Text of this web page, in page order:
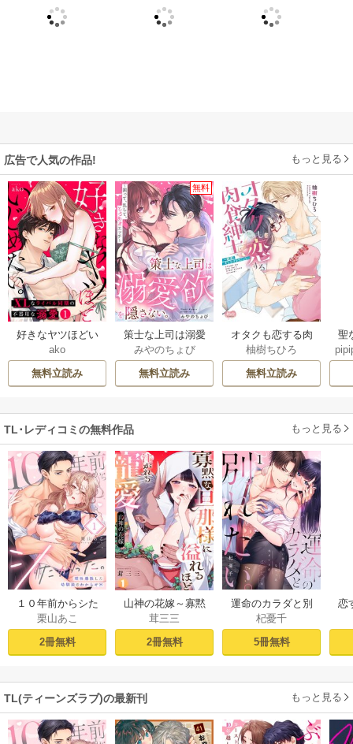
広告で人気の作品! もっと見る
好きなヤツほどい
じめたい。XLなラ
イバル同期の不器
用な溺愛
ako
無料立読み
無料
策士な上司は溺愛
欲を隠さない。～
囲って、乱して、
とろあまエッチ～
みやのちょび
無料立読み
オタクも恋する肉
食紳士【単行本】
【電子限定特典
付】
柚樹ちひろ
無料立読み
聖
だ
TL･レディコミの無料作品 もっと見る
１０年前からシた
かった。～理性爆
散した幼馴染のわ
からせＨ（１）
栗山あこ
2冊無料
山神の花嫁～寡黙
な旦那様に溢れる
ほど注がれる寵愛
～【TL版】 1巻
茸三三
2冊無料
運命のカラダと別
れたい。～思い出
したくなかった、
元カレとのズブズ
杞憂千
5冊無料
恋
TL(ティーンズラブ)の最新刊 もっと見る